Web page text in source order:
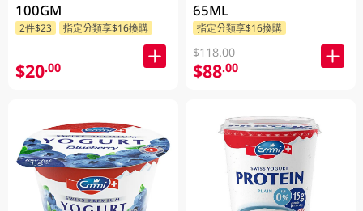
100GM
2件$23 指定分類享$16換購
$20.00
65ML
指定分類享$16換購
$118.00
$88.00